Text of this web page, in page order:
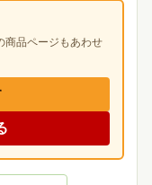
商品ページもあわせ